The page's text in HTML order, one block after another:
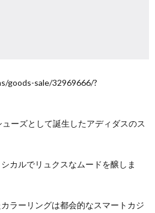
goods-sale/32969666/?
ーズとして誕生したアディダスのス
カルでリュクスなムードを醸しま
ラーリングは都会的なスマートカジ